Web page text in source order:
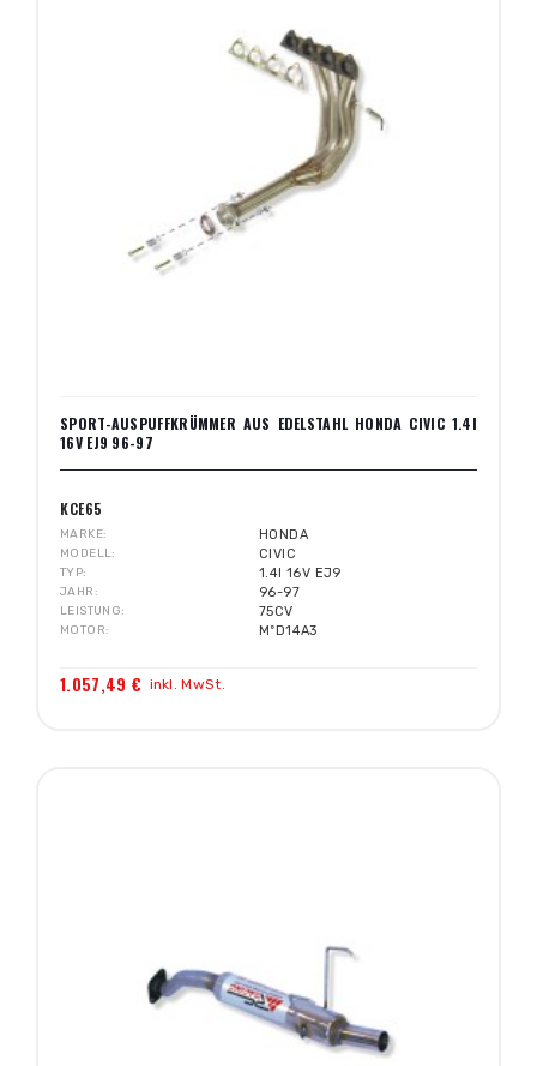
SPORT-AUSPUFFKRÜMMER AUS EDELSTAHL HONDA CIVIC 1.4I
16V EJ9 96-97
KCE65
MARKE HONDA
MODELL CIVIC
TYP 1.4I 16V EJ9
JAHR 96-97
LEISTUNG 75CV
MOTOR MºD14A3
1.057,49 € inkl. MwSt.